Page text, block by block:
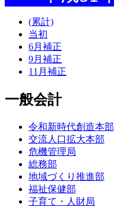
(累計)
当初
6月補正
9月補正
11月補正
一般会計
令和新時代創造本部
交流人口拡大本部
危機管理局
総務部
地域づくり推進部
福祉保健部
子育て・人財局